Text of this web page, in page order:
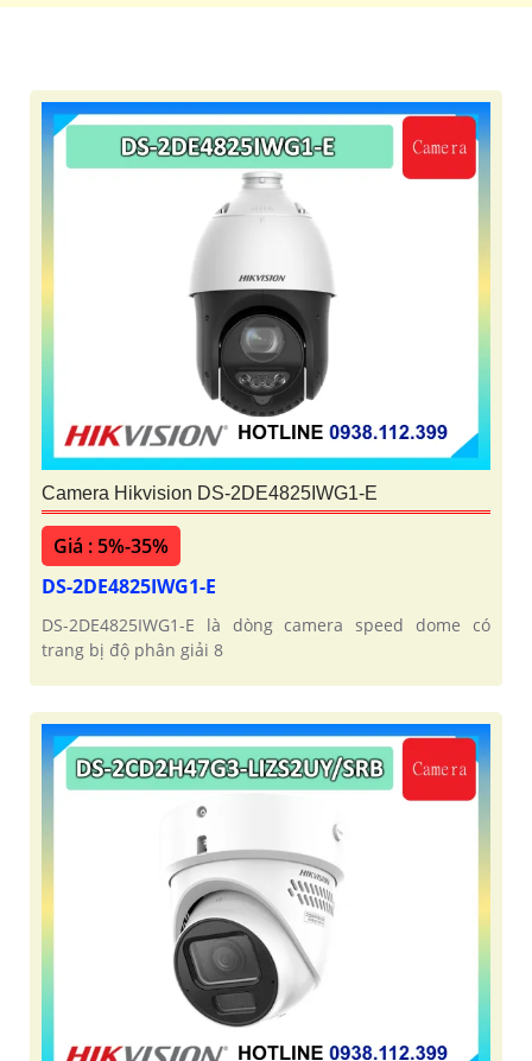
Camera Hikvision DS-2DE4825IWG1-E
Giá : 5%-35%
DS-2DE4825IWG1-E
DS-2DE4825IWG1-E là dòng camera speed dome có
trang bị độ phân giải 8